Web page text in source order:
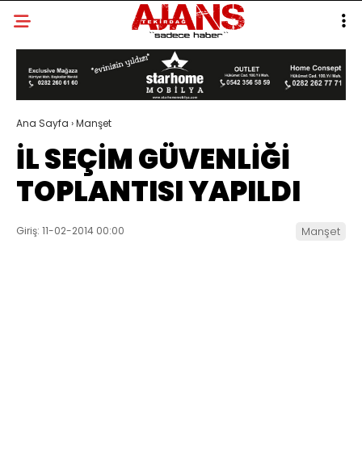
Ana Sayfa ›Manşet
İL SEÇİM GÜVENLİĞİ
TOPLANTISI YAPILDI
Giriş: 11-02-2014 00:00 Manşet